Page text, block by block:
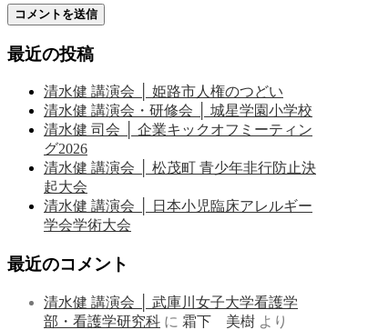
最近の投稿
清水健 講演会 │ 姫路市人権のつどい
清水健 講演会・研修会 │ 城星学園小学校
清水健 司会 │ 企業キックオフミーティン
グ2026
清水健 講演会 │ 松茂町 青少年非行防止決
起大会
清水健 講演会 │ 日本小児臨床アレルギー
学会学術大会
最近のコメント
清水健 講演会 │ 武庫川女子大学看護学
部・看護学研究科 に 霜下 美樹 より